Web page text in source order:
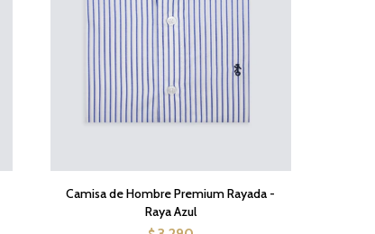
Camisa de Hombre Premium Rayada -
Raya Azul